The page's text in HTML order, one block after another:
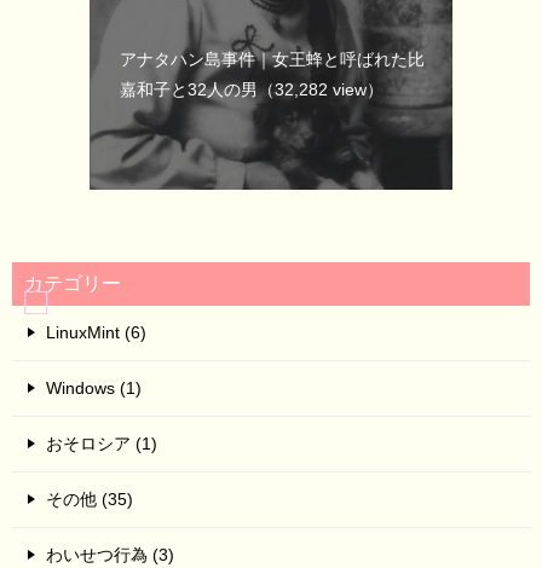
アナタハン島事件｜女王蜂と呼ばれた比
嘉和子と32人の男（32,282 view）
カテゴリー
LinuxMint (6)
Windows (1)
おそロシア (1)
その他 (35)
わいせつ行為 (3)